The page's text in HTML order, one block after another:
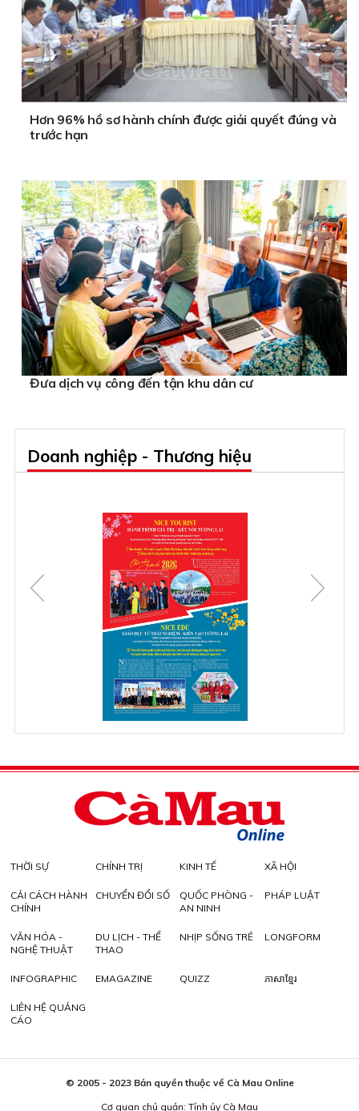
Hơn 96% hồ sơ hành chính được giải quyết đúng và
trước hạn
Đưa dịch vụ công đến tận khu dân cư
Doanh nghiệp - Thương hiệu
THỜI SỰ CHÍNH TRỊ KINH TẾ XÃ HỘI
CẢI CÁCH HÀNH
CHÍNH
CHUYỂN ĐỔI SỐ
QUỐC PHÒNG -
AN NINH
PHÁP LUẬT
VĂN HÓA -
NGHỆ THUẬT
DU LỊCH - THỂ
THAO
NHỊP SỐNG TRẺ LONGFORM
INFOGRAPHIC EMAGAZINE QUIZZ ភាសាខ្មែរ
LIÊN HỆ QUẢNG
CÁO
© 2005 - 2023 Bản quyền thuộc về Cà Mau Online
Cơ quan chủ quản: Tỉnh ủy Cà Mau